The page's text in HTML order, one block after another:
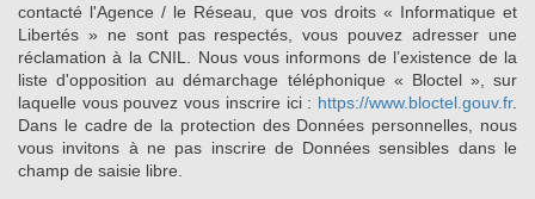
contacté l'Agence / le Réseau, que vos droits « Informatique et
Libertés » ne sont pas respectés, vous pouvez adresser une
réclamation à la CNIL. Nous vous informons de l’existence de la
liste d'opposition au démarchage téléphonique « Bloctel », sur
laquelle vous pouvez vous inscrire ici : https://www.bloctel.gouv.fr.
Dans le cadre de la protection des Données personnelles, nous
vous invitons à ne pas inscrire de Données sensibles dans le
champ de saisie libre.